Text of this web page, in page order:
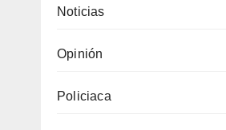
Noticias
Opinión
Policiaca